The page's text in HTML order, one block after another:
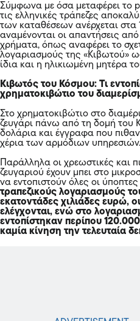
Σύμφωνα με όσα μεταφέρει το
τις ελληνικές τράπεζες
των καταθέσεων ανέρχεται
αναμένονται οι απαντήσεις
χρήματα, όπως αναφέρει το
λογαριασμούς της «Κιβωτού»
ίδια και η ηλικιωμένη μητέρα
Κιβωτός του Κόσμου: Τι
χρηματοκιβώτιο του
Στο χρηματοκιβώτιο στο
ζευγάρι πάνω από τη δομή του
δολάρια και έγγραφα που
χέρια των αρμόδιων υπηρεσιών.
Παράλληλα οι χρεωστικές και
ζευγαριού έχουν μπει στο
να εντοπιστούν όλες οι ύποπτες
τραπεζικούς λογαριασμούς
εκατοντάδες χιλιάδες ευρώ,
ελέγχονται, ενώ στο
εντοπίστηκαν περίπου
καμία κίνηση την τελευταία